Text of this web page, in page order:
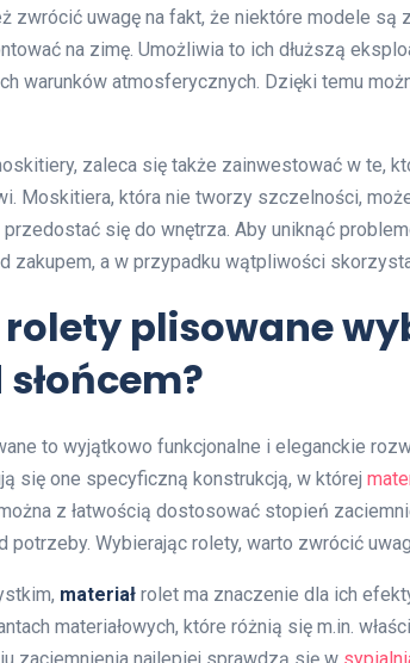
zwrócić uwagę na fakt, że niektóre modele są
na zimę. Umożliwia to ich dłuższą
warunków atmosferycznych. Dzięki temu
zaleca się także zainwestować w te,
Moskitiera, która nie tworzy szczelności,
się do wnętrza. Aby uniknąć
zakupem, a w przypadku wątpliwości
plisowane
to wyjątkowo funkcjonalne i eleganckie
się one specyficzną konstrukcją, w której
z łatwością dostosować stopień
potrzeby. Wybierając rolety, warto zwrócić
materiał rolet ma znaczenie dla ich
materiałowych, które różnią się m.in.